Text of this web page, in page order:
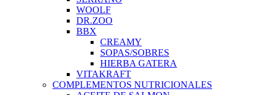
WOOLF
DR.ZOO
BBX
CREAMY
SOPAS/SOBRES
HIERBA GATERA
VITAKRAFT
COMPLEMENTOS NUTRICIONALES